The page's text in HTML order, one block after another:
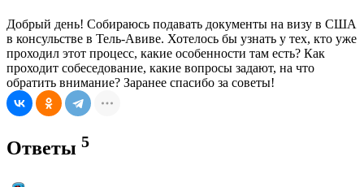
Добрый день! Собираюсь подавать документы на визу в США
в консульстве в Тель-Авиве. Хотелось бы узнать у тех, кто уже
проходил этот процесс, какие особенности там есть? Как
проходит собеседование, какие вопросы задают, на что
обратить внимание? Заранее спасибо за советы!
Ответы 5